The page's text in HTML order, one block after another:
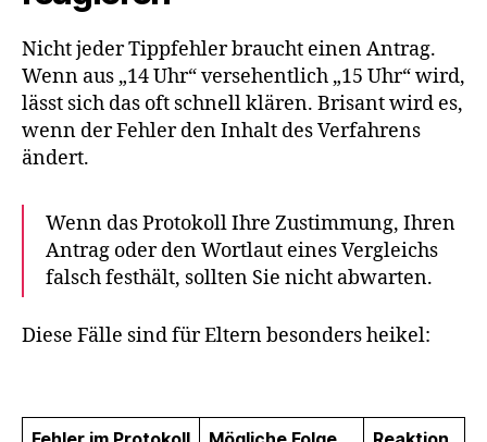
Nicht jeder Tippfehler braucht einen Antrag.
Wenn aus „14 Uhr“ versehentlich „15 Uhr“ wird,
lässt sich das oft schnell klären. Brisant wird es,
wenn der Fehler den Inhalt des Verfahrens
ändert.
Wenn das Protokoll Ihre Zustimmung, Ihren
Antrag oder den Wortlaut eines Vergleichs
falsch festhält, sollten Sie nicht abwarten.
Diese Fälle sind für Eltern besonders heikel: